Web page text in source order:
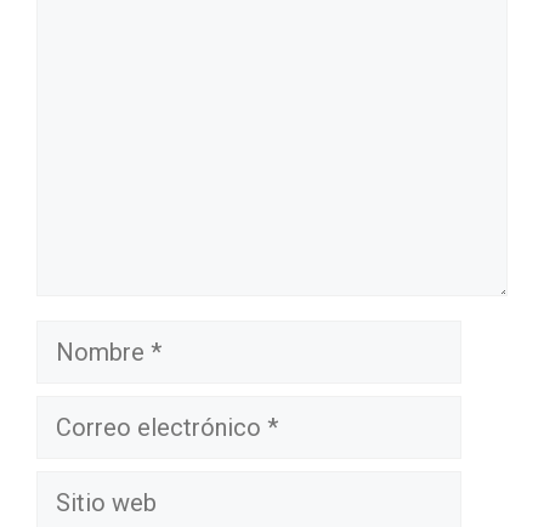
Nombre
Correo
Sitio